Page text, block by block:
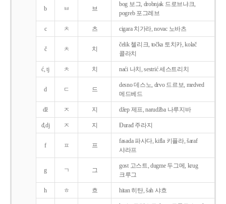
b ㅂ 브
bog 보그, drobnjak 드로브냐크,
pogreb 포그레브
c ㅊ 츠 cigara 치가라, novac 노바츠
č ㅊ 치
čelik 첼리크, točka 토치카, kolač
콜라치
ć, tj ㅊ 치 naći 나치, sestrić 세스트리치
d ㄷ 드
desno 데스노, drvo 드르보, medved
메드베드
dž ㅈ 지 džep 제프, narudžba 나루지바
đ,dj ㅈ 지 Ðurađ 주라지
f ㅍ 프
fasada 파사다, kifla 키플라, šaraf
샤라프
g ㄱ 그
gost 고스트, dugme 두그메, krug
크루그
h ㅎ 흐 hitan 히탄, šah 샤흐